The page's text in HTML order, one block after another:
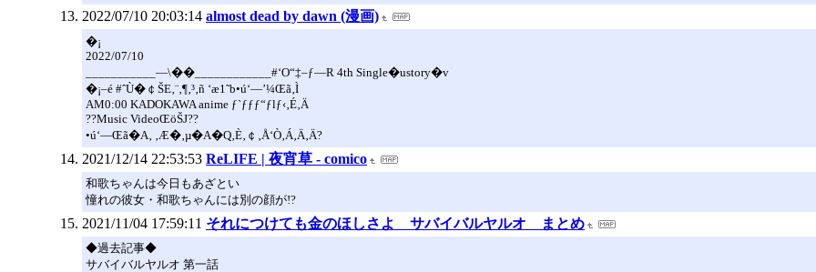
2022/07/10 20:03:14 almost dead by dawn (漫画)
�¡
2022/07/10
___________—\��____________#‘O“‡–ƒ—R 4th Single�ustory�v
�¡–é #ˆÙ�￠ŠE‚¨‚¶‚³‚ñ ‘æ1˜b•ú‘—’¼Œã‚Ì
AM0:00 KADOKAWA anime ƒ`ƒƒƒ“ƒlƒ‹‚É‚Ä
??Music VideoŒöŠJ??
•ú‘—Œã�A‚ ‚Æ�­‚µ�A�Q‚È‚￠‚Å‘Ò‚Á‚Ä‚Ä?
2021/12/14 22:53:53 ReLIFE | 夜宵草 - comico
和歌ちゃんは今日もあざとい
憧れの彼女・和歌ちゃんには別の顔が!?
2021/11/04 17:59:11 それにつけても金のほしさよ サバイバルヤルオ まとめ
◆過去記事◆
サバイバルヤルオ 第一話